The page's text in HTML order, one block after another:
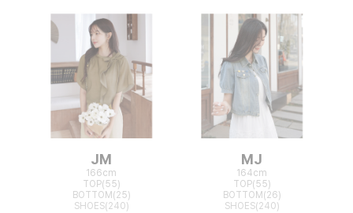
JM
166cm
TOP(55)
BOTTOM(25)
SHOES(240)
MJ
164cm
TOP(55)
BOTTOM(26)
SHOES(240)